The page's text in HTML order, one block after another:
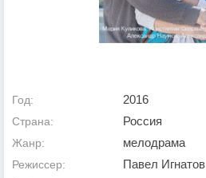
Год: 2016
Страна: Россия
Жанр: мелодрама
Режиссер: Павел Игнатов